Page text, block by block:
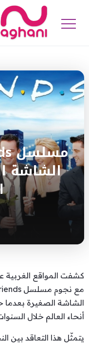
الشاشة
الشاشة الصغيرة
أنحاء العالم خلال
يتمثّل هذا التعاقد بين